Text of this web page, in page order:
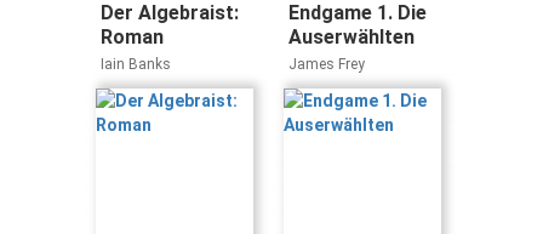
Der Algebraist:
Roman
Iain Banks
Endgame 1. Die
Auserwählten
James Frey